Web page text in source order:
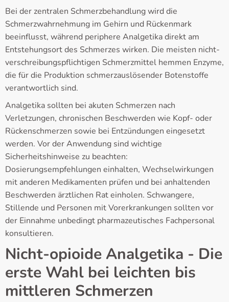
Bei der zentralen Schmerzbehandlung wird die
Schmerzwahrnehmung im Gehirn und Rückenmark
beeinflusst, während periphere Analgetika direkt am
Entstehungsort des Schmerzes wirken. Die meisten nicht-
verschreibungspflichtigen Schmerzmittel hemmen Enzyme,
die für die Produktion schmerzauslösender Botenstoffe
verantwortlich sind.
Analgetika sollten bei akuten Schmerzen nach
Verletzungen, chronischen Beschwerden wie Kopf- oder
Rückenschmerzen sowie bei Entzündungen eingesetzt
werden. Vor der Anwendung sind wichtige
Sicherheitshinweise zu beachten:
Dosierungsempfehlungen einhalten, Wechselwirkungen
mit anderen Medikamenten prüfen und bei anhaltenden
Beschwerden ärztlichen Rat einholen. Schwangere,
Stillende und Personen mit Vorerkrankungen sollten vor
der Einnahme unbedingt pharmazeutisches Fachpersonal
konsultieren.
Nicht-opioide Analgetika - Die
erste Wahl bei leichten bis
mittleren Schmerzen